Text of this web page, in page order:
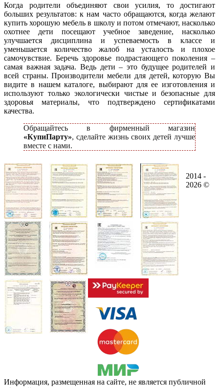
Когда родители объединяют свои усилия, то достигают
больших результатов: к нам часто обращаются, когда желают
купить хорошую мебель в школу и потом отмечают, насколько
охотнее дети посещают учебное заведение, насколько
улучшается дисциплина и успеваемость в классе и
уменьшается количество жалоб на усталость и плохое
самочувствие. Беречь здоровье подрастающего поколения –
самая важная задача. Ведь дети – это будущее родителей и
всей страны. Производители мебели для детей, которую Вы
видите в нашем каталоге, выбирают для ее изготовления и
используют только экологически чистые и безопасные для
здоровья материалы, что подтверждено сертификатами
качества.
Обращайтесь в фирменный магазин
«КупиПарту», сделайте жизнь своих детей лучше
вместе с нами.
2014 -
2026 ©
Информация, размещенная на сайте, не является публичной